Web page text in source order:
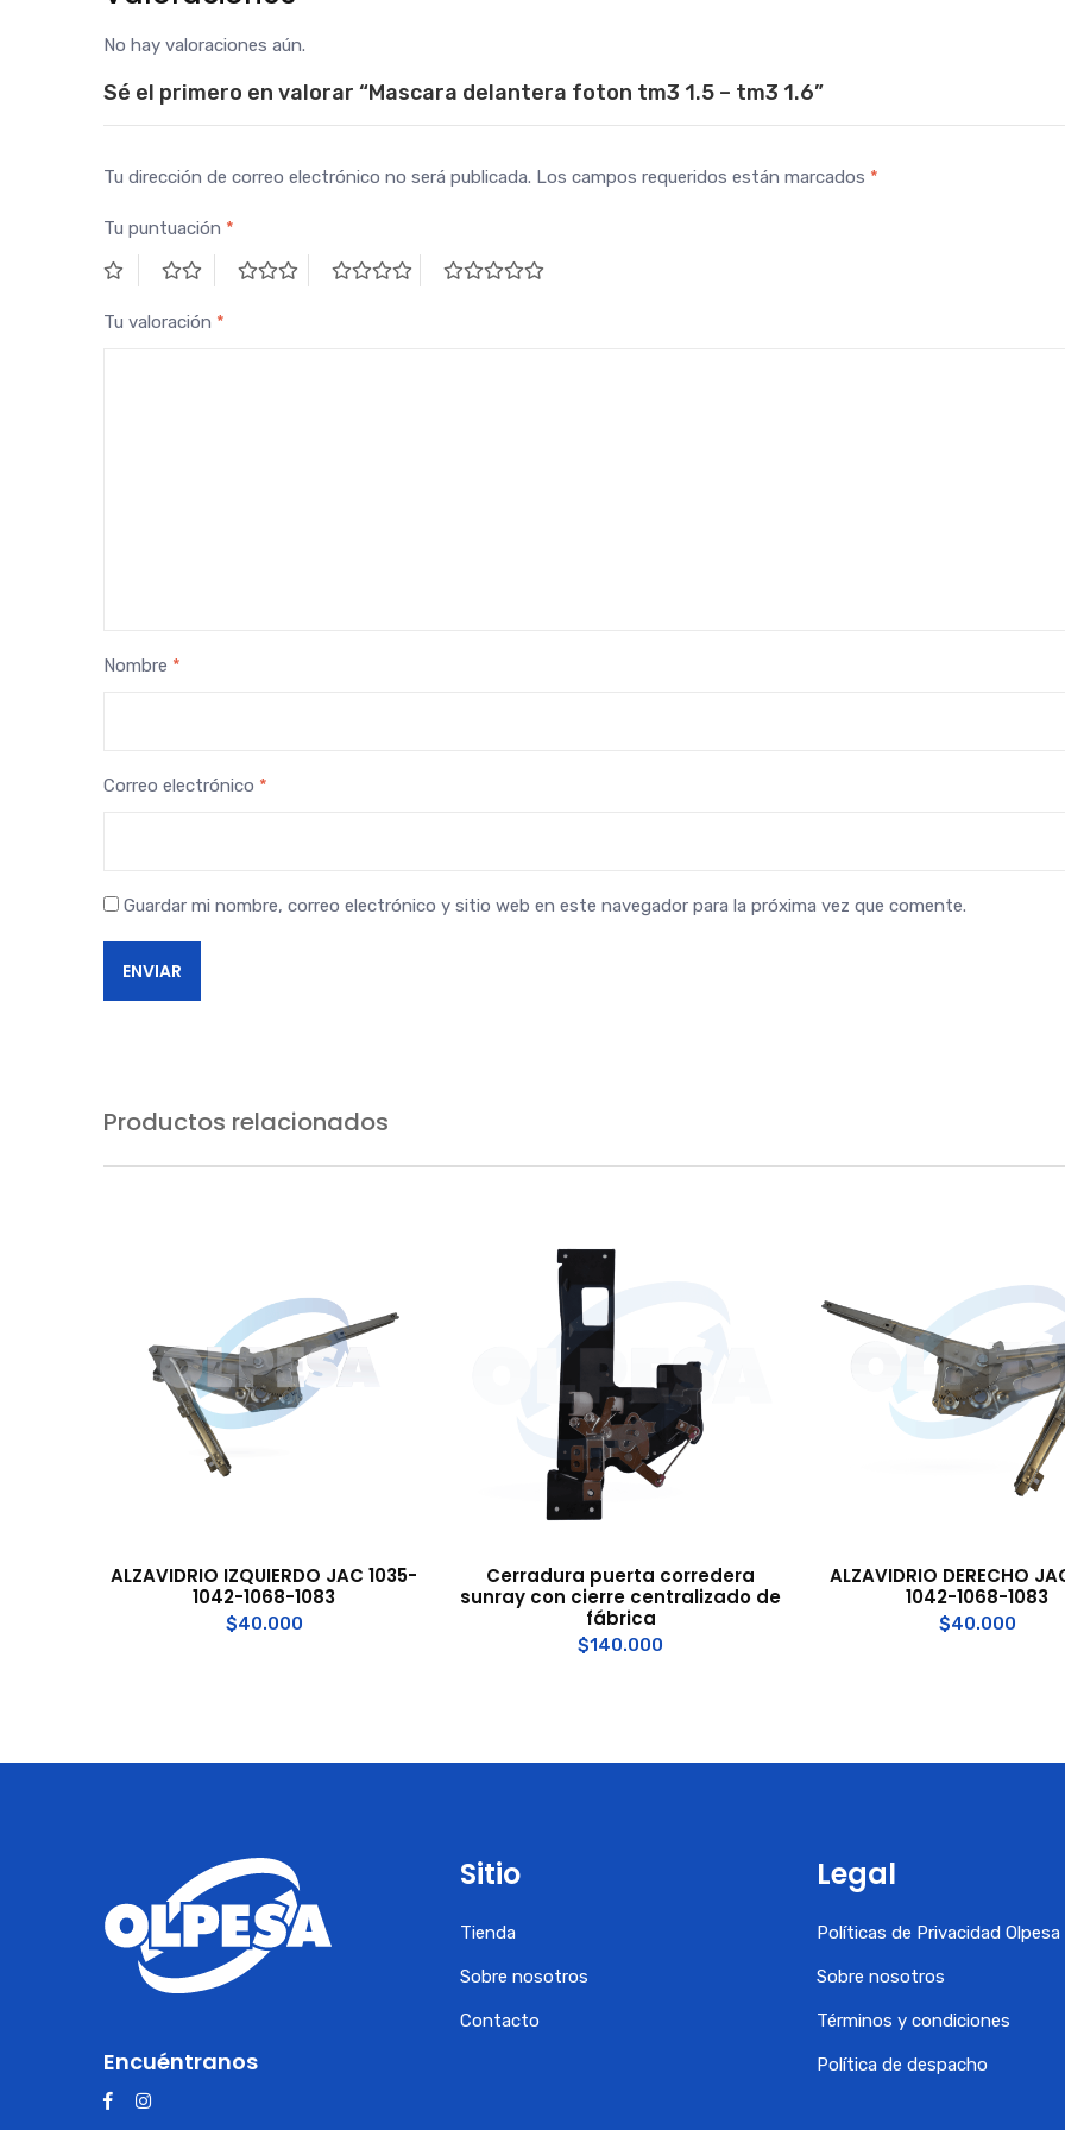
No hay valoraciones aún.
Sé el primero en valorar “Mascara delantera foton tm3 1.5 – tm3 1.6”
Tu dirección de correo electrónico no será publicada. Los campos requeridos están marcados *
Tu puntuación *
Tu valoración *
Nombre *
Correo electrónico *
Guardar mi nombre, correo electrónico y sitio web en este navegador para la próxima vez que comente.
Productos relacionados
ALZAVIDRIO IZQUIERDO JAC 1035-
1042-1068-1083
$40.000
Cerradura puerta corredera
sunray con cierre centralizado de
fábrica
$140.000
ALZAVIDRIO DERECHO
1042-1068-1083
$40.000
Encuéntranos
Sitio
Tienda
Sobre nosotros
Contacto
Legal
Políticas de Privacidad Olpesa
Sobre nosotros
Términos y condiciones
Política de despacho